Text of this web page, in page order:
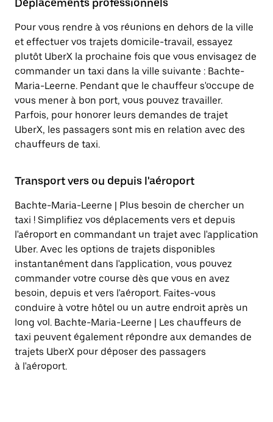
Déplacements professionnels
Pour vous rendre à vos réunions en dehors de la ville
et effectuer vos trajets domicile-travail, essayez
plutôt UberX la prochaine fois que vous envisagez de
commander un taxi dans la ville suivante : Bachte-
Maria-Leerne. Pendant que le chauffeur s'occupe de
vous mener à bon port, vous pouvez travailler.
Parfois, pour honorer leurs demandes de trajet
UberX, les passagers sont mis en relation avec des
chauffeurs de taxi.
Transport vers ou depuis l'aéroport
Bachte-Maria-Leerne | Plus besoin de chercher un
taxi ! Simplifiez vos déplacements vers et depuis
l'aéroport en commandant un trajet avec l'application
Uber. Avec les options de trajets disponibles
instantanément dans l'application, vous pouvez
commander votre course dès que vous en avez
besoin, depuis et vers l'aéroport. Faites-vous
conduire à votre hôtel ou un autre endroit après un
long vol. Bachte-Maria-Leerne | Les chauffeurs de
taxi peuvent également répondre aux demandes de
trajets UberX pour déposer des passagers
à l'aéroport.